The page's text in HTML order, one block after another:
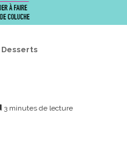
Desserts
3 minutes de lecture